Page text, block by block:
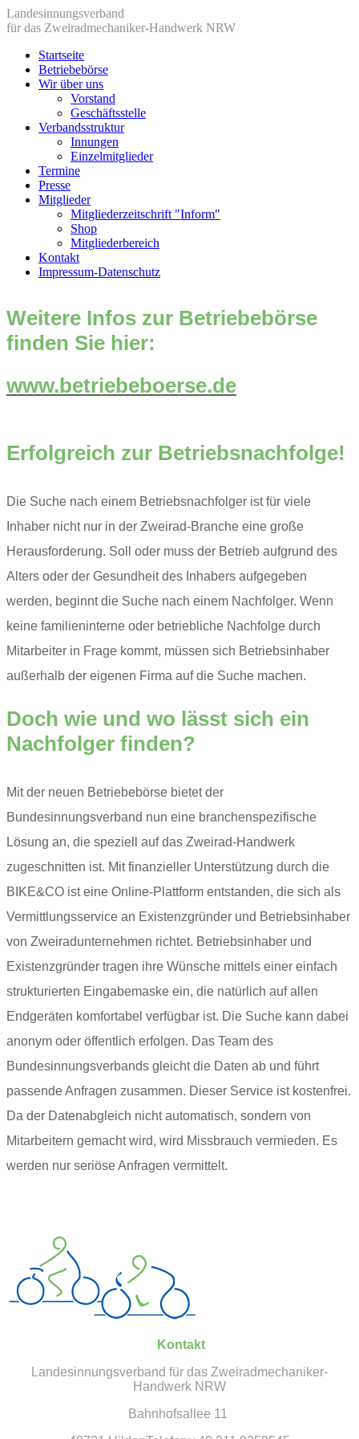
Landesinnungsverband
für das Zweiradmechaniker-Handwerk NRW
Startseite
Betriebebörse
Wir über uns
Vorstand
Geschäftsstelle
Verbandsstruktur
Innungen
Einzelmitglieder
Termine
Presse
Mitglieder
Mitgliederzeitschrift "Inform"
Shop
Mitgliederbereich
Kontakt
Impressum-Datenschutz
Weitere Infos zur Betriebebörse
finden Sie hier:
www.betriebeboerse.de
Erfolgreich zur Betriebsnachfolge!
Die Suche nach einem Betriebsnachfolger ist für viele
Inhaber nicht nur in der Zweirad-Branche eine große
Herausforderung. Soll oder muss der Betrieb aufgrund des
Alters oder der Gesundheit des Inhabers aufgegeben
werden, beginnt die Suche nach einem Nachfolger. Wenn
keine familieninterne oder betriebliche Nachfolge durch
Mitarbeiter in Frage kommt, müssen sich Betriebsinhaber
außerhalb der eigenen Firma auf die Suche machen.
Doch wie und wo lässt sich ein
Nachfolger finden?
Mit der neuen Betriebebörse bietet der
Bundesinnungsverband nun eine branchenspezifische
Lösung an, die speziell auf das Zweirad-Handwerk
zugeschnitten ist. Mit finanzieller Unterstützung durch die
BIKE&CO ist eine Online-Plattform entstanden, die sich als
Vermittlungsservice an Existenzgründer und Betriebsinhaber
von Zweiradunternehmen richtet. Betriebsinhaber und
Existenzgründer tragen ihre Wünsche mittels einer einfach
strukturierten Eingabemaske ein, die natürlich auf allen
Endgeräten komfortabel verfügbar ist. Die Suche kann dabei
anonym oder öffentlich erfolgen. Das Team des
Bundesinnungsverbands gleicht die Daten ab und führt
passende Anfragen zusammen. Dieser Service ist kostenfrei.
Da der Datenabgleich nicht automatisch, sondern von
Mitarbeitern gemacht wird, wird Missbrauch vermieden. Es
werden nur seriöse Anfragen vermittelt.
Kontakt
Landesinnungsverband für das Zweiradmechaniker-
Handwerk NRW
Bahnhofsallee 11